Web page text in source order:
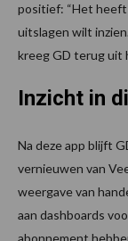
positief: “Het
uitslagen wilt
kreeg GD terug uit
Inzicht in
Na deze app blijft
vernieuwen van
weergave van
aan dashboards